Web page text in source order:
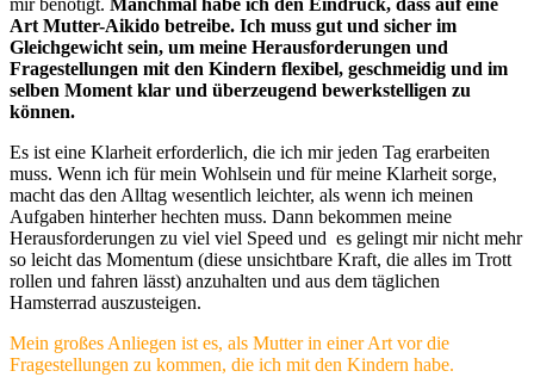
mir benötigt. Manchmal habe ich den Eindruck, dass auf eine
Art Mutter-Aikido betreibe. Ich muss gut und sicher im
Gleichgewicht sein, um meine Herausforderungen und
Fragestellungen mit den Kindern flexibel, geschmeidig und im
selben Moment klar und überzeugend bewerkstelligen zu
können.
Es ist eine Klarheit erforderlich, die ich mir jeden Tag erarbeiten
muss. Wenn ich für mein Wohlsein und für meine Klarheit sorge,
macht das den Alltag wesentlich leichter, als wenn ich meinen
Aufgaben hinterher hechten muss. Dann bekommen meine
Herausforderungen zu viel viel Speed und es gelingt mir nicht mehr
so leicht das Momentum (diese unsichtbare Kraft, die alles im Trott
rollen und fahren lässt) anzuhalten und aus dem täglichen
Hamsterrad auszusteigen.
Mein großes Anliegen ist es, als Mutter in einer Art vor die
Fragestellungen zu kommen, die ich mit den Kindern habe.